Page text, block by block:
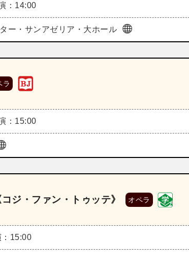
：14:00
ー・サンアゼリア・大ホール
ラ
：15:00
ジ・ファン・トゥッテ》 オペラ
：15:00